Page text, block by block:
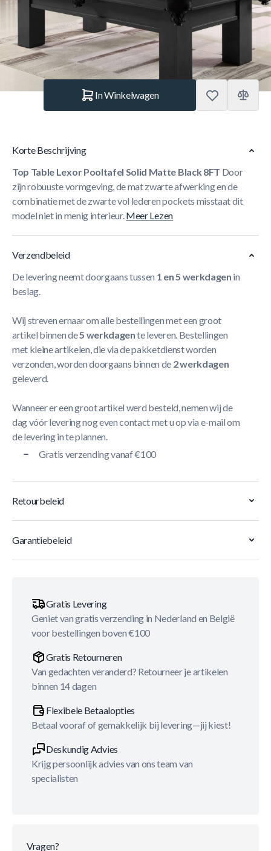
Heeft u graag dat wij de tafel bij u installeren op het gelijkvloers?
In Winkelwagen
Korte Beschrijving
Top Table Lexor Pooltafel Solid Matte Black 8FT Door
zijn robuuste vormgeving, de mat zwarte afwerking en de
combinatie met de zwarte vol lederen pockets misstaat dit
model niet in menig interieur.Meer Lezen
Verzendbeleid
De levering neemt doorgaans tussen 1 en 5 werkdagen in
beslag.
Wij streven ernaar om alle bestellingen met een groot
artikel binnen de5 werkdagente leveren. Bestellingen
met kleine artikelen, die via de pakketdienst worden
verzonden, worden doorgaans binnen de 2 werkdagen
geleverd.
Wanneer er een groot artikel werd besteld, nemen wij de
dag vóór levering nog even contact met u op via e-mail om
de levering in te plannen.
Gratis verzending vanaf €100
Retourbeleid
Garantiebeleid
Gratis Levering
Geniet van gratis verzending in Nederland en België
voor bestellingen boven €100
Gratis Retourneren
Van gedachten veranderd? Retourneer je artikelen
binnen 14 dagen
Flexibele Betaalopties
Betaal vooraf of gemakkelijk bij levering—jij kiest!
Deskundig Advies
Krijg persoonlijk advies van ons team van
specialisten
Vragen?